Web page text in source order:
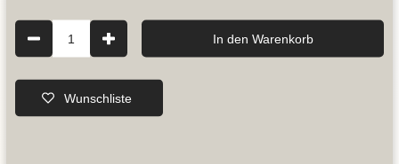
1 In den Warenkorb
Wunschliste